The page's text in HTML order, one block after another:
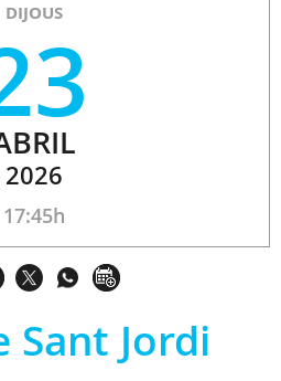
DIJOUS
2026
17:45h
Sant Jordi